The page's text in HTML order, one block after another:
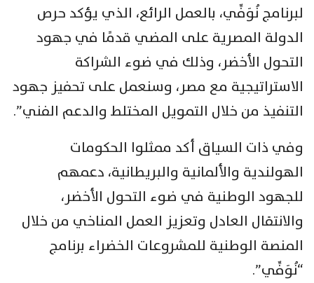
لبرنامج نُوَفِّي، بالعمل الرائع، الذي يؤكد حرص
الدولة المصرية على المضي قدمًا في جهود
التحول الأخضر، وذلك في ضوء الشراكة
الاستراتيجية مع مصر، وسنعمل على تحفيز جهود
التنفيذ من خلال التمويل المختلط والدعم الفني”.
وفي ذات السياق أكد ممثلوا الحكومات
الهولندية والألمانية والبريطانية، دعمهم
للجهود الوطنية في ضوء التحول الأخضر،
والانتقال العادل وتعزيز العمل المناخي من خلال
المنصة الوطنية للمشروعات الخضراء برنامج
“نُوَفِّي”.